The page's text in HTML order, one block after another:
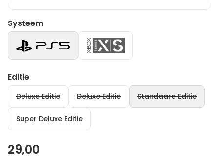
Systeem
Editie
Deluxe Editie Deluxe Editie Standaard Editie
Super Deluxe Editie
29,00